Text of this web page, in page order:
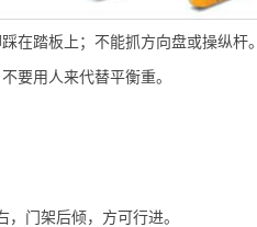
在踏板上；不能抓方向盘或操纵杆。
用人来代替平衡重。
，门架后倾，方可行进。